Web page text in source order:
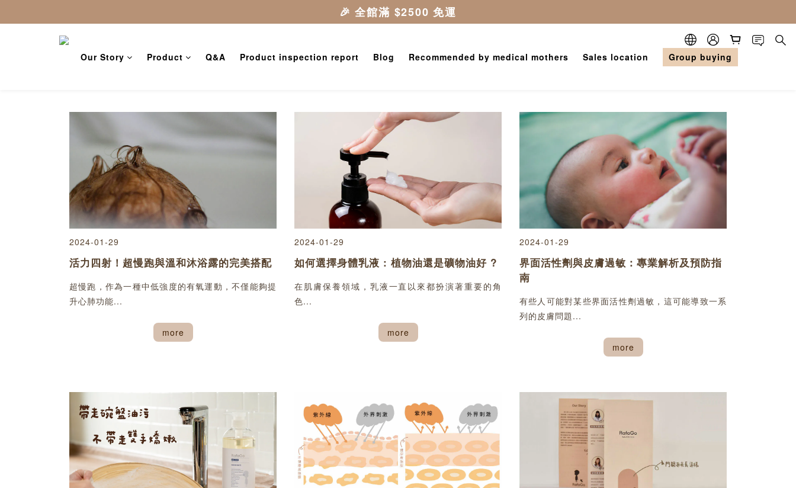
Our Story Product Q&A Product inspection report Blog Recommended by medical mothers Sales location Group buying
2024-01-29
活力四射！超慢跑與溫和沐浴露的完美搭配
超慢跑，作為一種中低強度的有氧運動，不僅能夠提
升心肺功能...
more
2024-01-29
如何選擇身體乳液 : 植物油還是礦物油好 ?
在肌膚保養領域，乳液一直以來都扮演著重要的角
色...
more
2024-01-29
界面活性劑與皮膚過敏：專業解析及預防指
南
有些人可能對某些界面活性劑過敏，這可能導致一系
列的皮膚問題...
more